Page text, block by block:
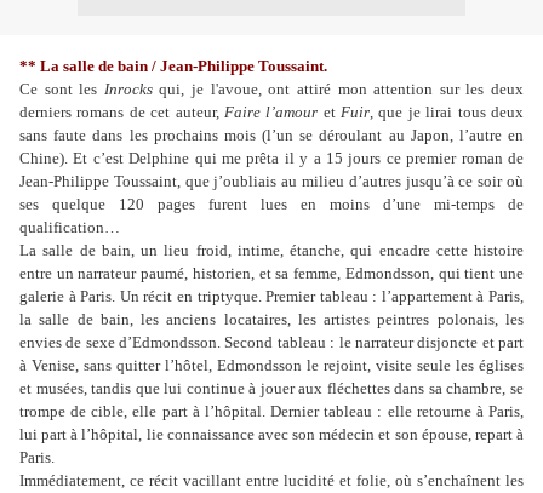
** La salle de bain / Jean-Philippe Toussaint.
Ce sont les Inrocksqui, je l'avoue, ont attiré mon attention sur les deux
derniers romans de cet auteur, Faire l’amour etFuir, que je lirai tous deux
sans faute dans les prochains mois (l’un se déroulant au Japon, l’autre en
Chine). Et c’est Delphine qui me prêta il y a 15 jours ce premier roman de
Jean-Philippe Toussaint, que j’oubliais au milieu d’autres jusqu’à ce soir où
ses quelque 120 pages furent lues en moins d’une mi-temps de
qualification…
La salle de bain, un lieu froid, intime, étanche, qui encadre cette histoire
entre un narrateur paumé, historien, et sa femme, Edmondsson, qui tient une
galerie à Paris. Un récit en triptyque. Premier tableau : l’appartement à Paris,
la salle de bain, les anciens locataires, les artistes peintres polonais, les
envies de sexe d’Edmondsson. Second tableau : le narrateur disjoncte et part
à Venise, sans quitter l’hôtel, Edmondsson le rejoint, visite seule les églises
et musées, tandis que lui continue à jouer aux fléchettes dans sa chambre, se
trompe de cible, elle part à l’hôpital. Dernier tableau : elle retourne à Paris,
lui part à l’hôpital, lie connaissance avec son médecin et son épouse, repart à
Paris.
Immédiatement, ce récit vacillant entre lucidité et folie, où s’enchaînent les